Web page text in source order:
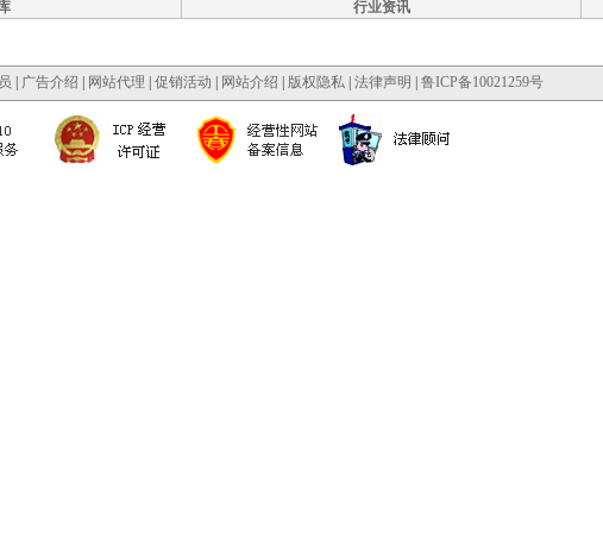
行业资讯
广告介绍 网站代理 促销活动 网站介绍 版权隐私| 法律声明 鲁ICP备10021259号